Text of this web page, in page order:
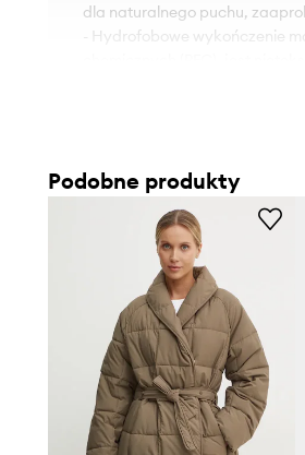
dla naturalnego puchu,
- Hydrofobowe wykończenie
- Wysokiej jakości zamki
zapewniają niezawodność.
- Prosty, nie blokujący ruchów
- Trzyczęściowy kaptur
- Kaptur ściągany troczkami.
- Zapięcie na całej długości
przeciwsztormową zapinaną
- W talii pasek.
- Dwie wsuwane i zapinane
- Rękawy wykończone
- Długość rękawa: 65 cm.
- Długość: 110 cm.
Podobne produkty